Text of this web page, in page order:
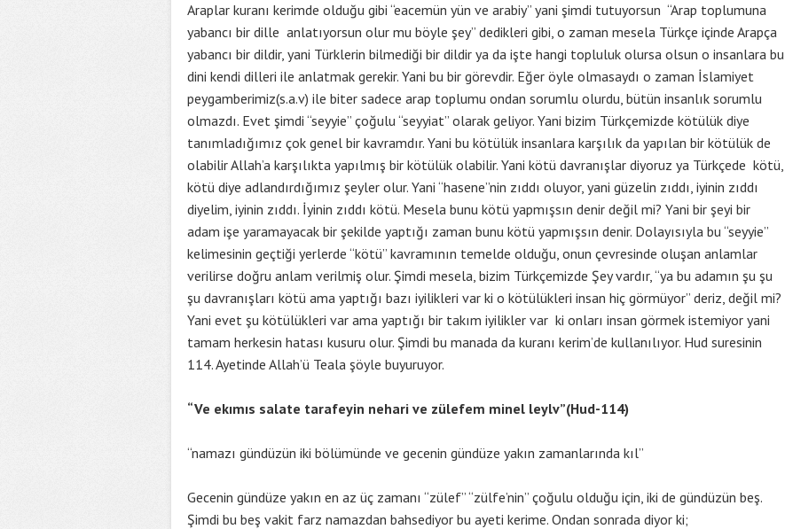
Araplar kuranı kerimde olduğu gibi “eacemün yün ve arabiy” yani şimdi tutuyorsun “Arap toplumuna
yabancı bir dille anlatıyorsun olur mu böyle şey” dedikleri gibi, o zaman mesela Türkçe içinde Arapça
yabancı bir dildir, yani Türklerin bilmediği bir dildir ya da işte hangi topluluk olursa olsun o insanlara bu
dini kendi dilleri ile anlatmak gerekir. Yani bu bir görevdir. Eğer öyle olmasaydı o zaman İslamiyet
peygamberimiz(s.a.v) ile biter sadece arap toplumu ondan sorumlu olurdu, bütün insanlık sorumlu
olmazdı. Evet şimdi “seyyie” çoğulu “seyyiat” olarak geliyor. Yani bizim Türkçemizde kötülük diye
tanımladığımız çok genel bir kavramdır. Yani bu kötülük insanlara karşılık da yapılan bir kötülük de
olabilir Allah’a karşılıkta yapılmış bir kötülük olabilir. Yani kötü davranışlar diyoruz ya Türkçede kötü,
kötü diye adlandırdığımız şeyler olur. Yani “hasene”nin zıddı oluyor, yani güzelin zıddı, iyinin zıddı
diyelim, iyinin zıddı. İyinin zıddı kötü. Mesela bunu kötü yapmışsın denir değil mi? Yani bir şeyi bir
adam işe yaramayacak bir şekilde yaptığı zaman bunu kötü yapmışsın denir. Dolayısıyla bu “seyyie”
kelimesinin geçtiği yerlerde “kötü” kavramının temelde olduğu, onun çevresinde oluşan anlamlar
verilirse doğru anlam verilmiş olur. Şimdi mesela, bizim Türkçemizde Şey vardır, “ya bu adamın şu şu
şu davranışları kötü ama yaptığı bazı iyilikleri var ki o kötülükleri insan hiç görmüyor” deriz, değil mi?
Yani evet şu kötülükleri var ama yaptığı bir takım iyilikler var ki onları insan görmek istemiyor yani
tamam herkesin hatası kusuru olur. Şimdi bu manada da kuranı kerim’de kullanılıyor. Hud suresinin
114. Ayetinde Allah’ü Teala şöyle buyuruyor.
“Ve ekımıs salate tarafeyin nehari ve zülefem minel leylv”(Hud-114)
“namazı gündüzün iki bölümünde ve gecenin gündüze yakın zamanlarında kıl”
Gecenin gündüze yakın en az üç zamanı “zülef” “zülfe’nin” çoğulu olduğu için, iki de gündüzün beş.
Şimdi bu beş vakit farz namazdan bahsediyor bu ayeti kerime. Ondan sonrada diyor ki;